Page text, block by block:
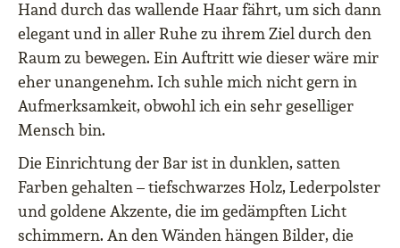
Hand durch das wallende Haar fährt, um sich dann
elegant und in aller Ruhe zu ihrem Ziel durch den
Raum zu bewegen. Ein Auftritt wie dieser wäre mir
eher unangenehm. Ich suhle mich nicht gern in
Aufmerksamkeit, obwohl ich ein sehr geselliger
Mensch bin.
Die Einrichtung der Bar ist in dunklen, satten
Farben gehalten – tiefschwarzes Holz, Lederpolster
und goldene Akzente, die im gedämpften Licht
schimmern. An den Wänden hängen Bilder, die